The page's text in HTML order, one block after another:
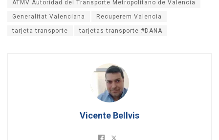
ATMV Autoridad del Transporte Metropolitano de Valencia
Generalitat Valenciana Recuperem Valencia
tarjeta transporte tarjetas transporte #DANA
Vicente Bellvis